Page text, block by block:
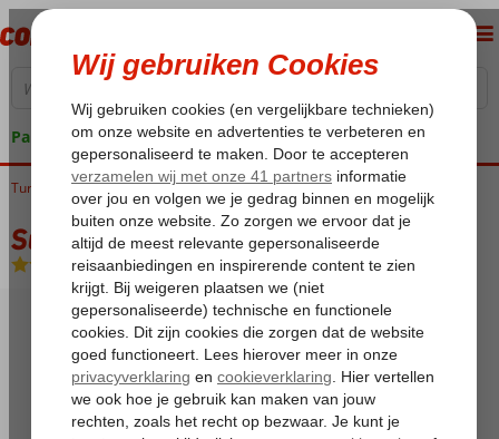
Pakketgarantie
Home
Turkije Turkse Riviera Side Kizilot Sultan Of Dreams
Sultan Of Dreams
All Inclusive-Hotel